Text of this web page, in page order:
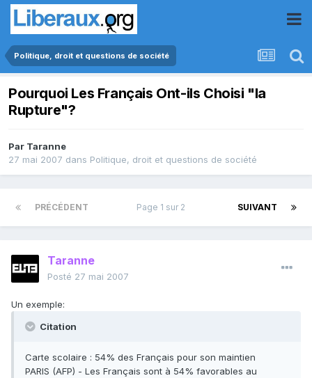
Politique, droit et questions de société
Pourquoi Les Français Ont-ils Choisi "la
Rupture"?
Par Taranne
27 mai 2007 dans Politique, droit et questions de société
PRÉCÉDENT SUIVANT
Page 1 sur 2
Taranne
Posté 27 mai 2007
Un exemple:
Citation
Carte scolaire : 54% des Français pour son maintien
PARIS (AFP) - Les Français sont à 54% favorables au